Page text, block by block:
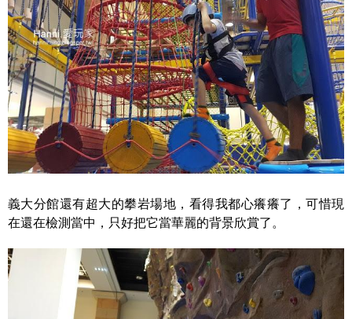
義大分館還有超大的攀岩場地，看得我都心癢癢了，可惜現
在還在檢測當中，只好把它當華麗的背景欣賞了。